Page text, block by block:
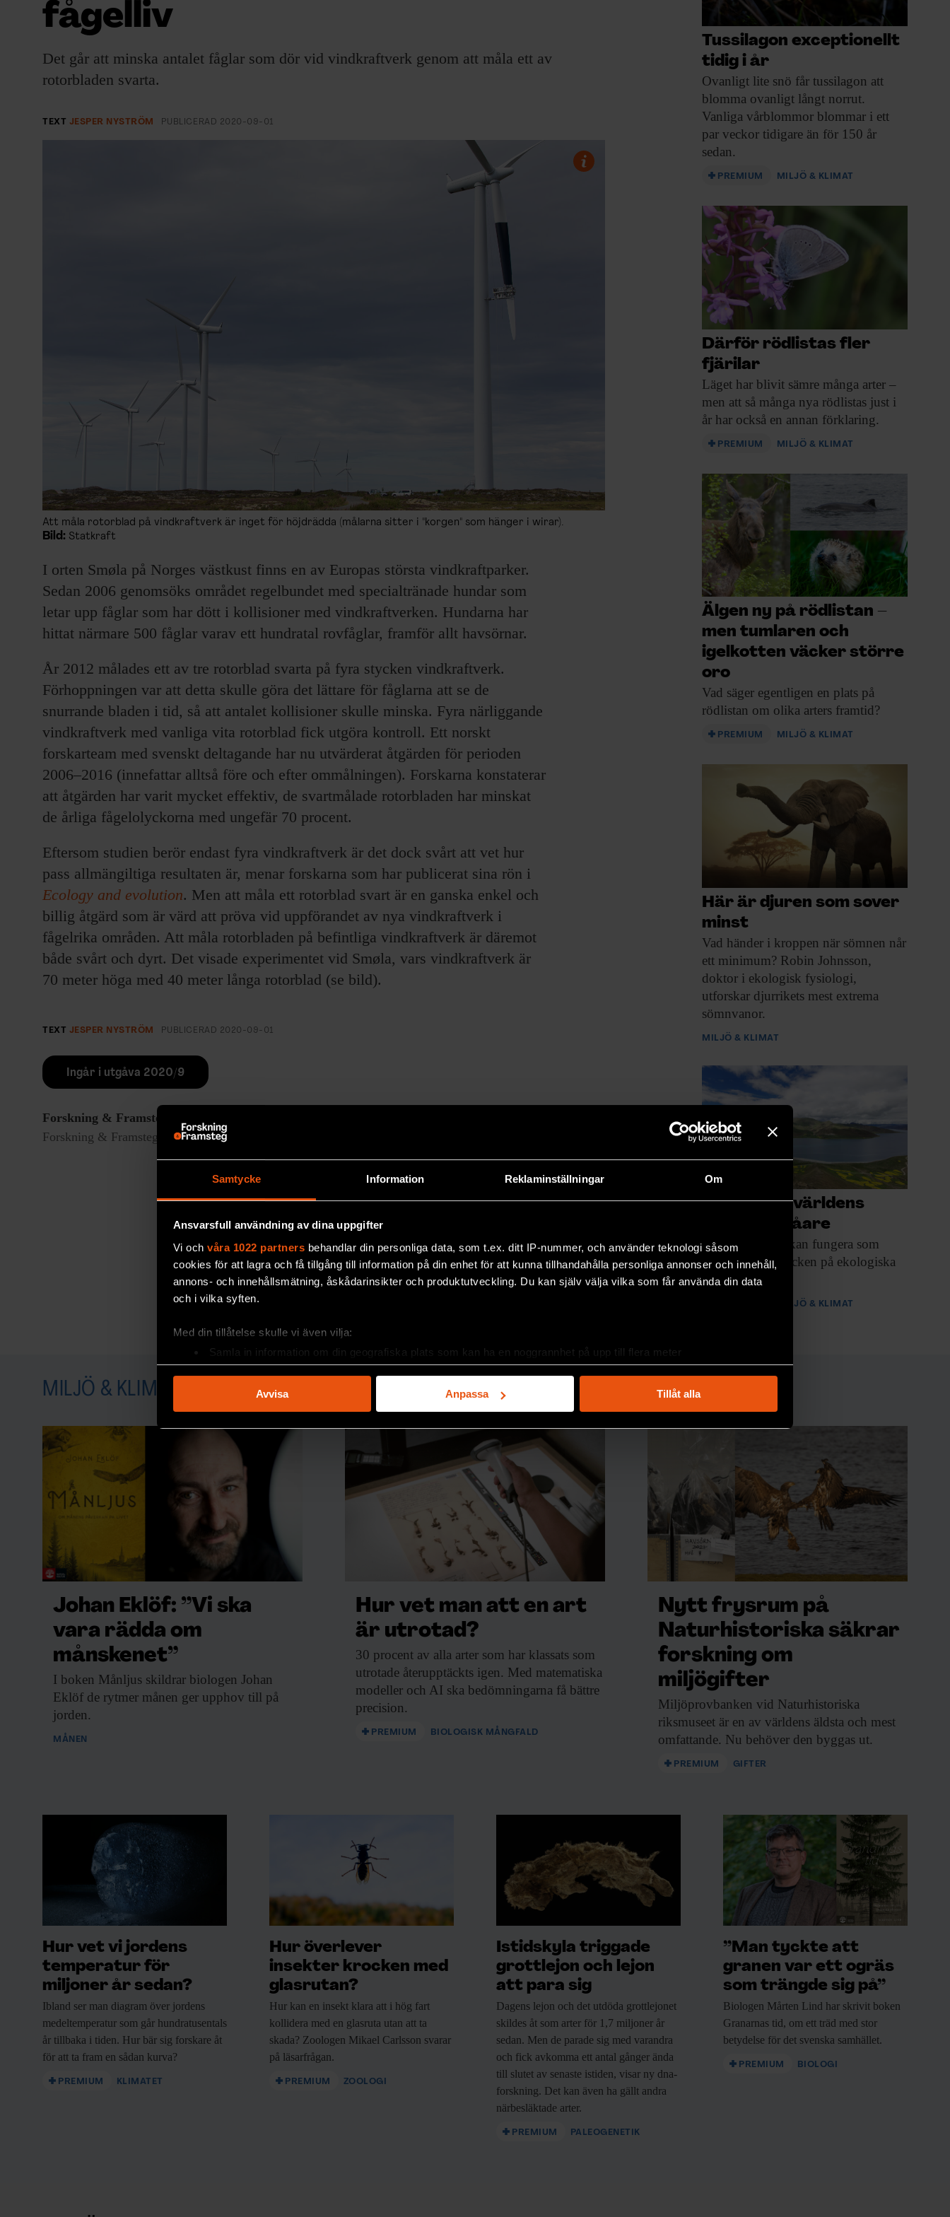
Samtycke Information Reklaminställningar Om
Ansvarsfull användning av dina uppgifter
Vi och våra 1022 partners behandlar din personliga data, som t.ex. ditt IP-nummer, och använder teknologi såsom
cookies för att lagra och få tillgång till information på din enhet för att kunna tillhandahålla personliga annonser och innehåll,
annons- och innehållsmätning, åskådarinsikter och produktutveckling. Du kan själv välja vilka som får använda din data
och i vilka syften.
Med din tillåtelse skulle vi även vilja:
Samla in information om din geografiska plats som kan ha en noggrannhet på upp till flera meter
Identifiera din enhet genom att aktivt skanna den för specifika kännetecken (fingeravtryck)
Ta reda på mer om hur dina personliga uppgifter behandlas och ställ in dina preferenser i
detaljsektionen. Du kan ändra
Vi använder enhetsidentifierare för att anpassa innehållet och annonserna till användarna, tillhandahålla funktioner för
sociala medier och analysera vår trafik. Vi vidarebefordrar även sådana identifierare och annan information från din enhet
till de sociala medier och annons- och analysföretag som vi samarbetar med. Dessa kan i sin tur kombinera informationen
med annan information som du har tillhandahållit eller som de har samlat in när du har använt deras tjänster.
Avvisa Anpassa Tillåt alla
EVENEMANG & RESOR
SHOP
KONTAKTA F&F
SKRIV I F&F
fågelliv
Det går att minska antalet fåglar som dör vid vindkraftverk genom att måla ett av
rotorbladen svarta.
TEXT JESPER NYSTRÖM PUBLICERAD 2020-09-01
Att måla rotorblad på vindkraftverk är inget för höjdrädda (målarna sitter i "korgen" som hänger i wirar).
Bild: Statkraft
I orten Smøla på Norges västkust finns en av Europas största vindkraftparker.
Sedan 2006 genomsöks området regelbundet med specialtränade hundar som
letar upp fåglar som har dött i kollisioner med vindkraftverken. Hundarna har
hittat närmare 500 fåglar varav ett hundratal rovfåglar, framför allt havsörnar.
År 2012 målades ett av tre rotorblad svarta på fyra stycken vindkraftverk.
Förhoppningen var att detta skulle göra det lättare för fåglarna att se de
snurrande bladen i tid, så att antalet kollisioner skulle minska. Fyra närliggande
vindkraftverk med vanliga vita rotorblad fick utgöra kontroll. Ett norskt
forskarteam med svenskt deltagande har nu utvärderat åtgärden för perioden
2006–2016 (innefattar alltså före och efter ommålningen). Forskarna konstaterar
att åtgärden har varit mycket effektiv, de svartmålade rotorbladen har minskat
de årliga fågelolyckorna med ungefär 70 procent.
Eftersom studien berör endast fyra vindkraftverk är det dock svårt att vet hur
pass allmängiltiga resultaten är, menar forskarna som har publicerat sina rön i
Ecology and evolution. Men att måla ett rotorblad svart är en ganska enkel och
billig åtgärd som är värd att pröva vid uppförandet av nya vindkraftverk i
fågelrika områden. Att måla rotorbladen på befintliga vindkraftverk är däremot
både svårt och dyrt. Det visade experimentet vid Smøla, vars vindkraftverk är
70 meter höga med 40 meter långa rotorblad (se bild).
TEXT JESPER NYSTRÖM PUBLICERAD 2020-09-01
Ingår i utgåva 2020/9
Forskning & Framsteg
Forskning & Framsteg har bevakat vetenskap sedan 1966 och drivs utan vinstsyfte.
Tussilagon exceptionellt
tidig i år
Ovanligt lite snö får tussilagon att
blomma ovanligt långt norrut.
Vanliga vårblommor blommar i ett
par veckor tidigare än för 150 år
sedan.
PREMIUM MILJÖ & KLIMAT
Därför rödlistas fler
fjärilar
Läget har blivit sämre många arter –
men att så många nya rödlistas just i
år har också en annan förklaring.
PREMIUM MILJÖ & KLIMAT
Älgen ny på rödlistan –
men tumlaren och
igelkotten väcker större
oro
Vad säger egentligen en plats på
rödlistan om olika arters framtid?
PREMIUM MILJÖ & KLIMAT
Här är djuren som sover
minst
Vad händer i kroppen när sömnen når
ett minimum? Robin Johnsson,
doktor i ekologisk fysiologi,
utforskar djurrikets mest extrema
sömnvanor.
MILJÖ & KLIMAT
Därför blir världens
sjöar allt blåare
Förändringarna kan fungera som
tidiga varningstecken på ekologiska
förändringar.
MILJÖ & KLIMAT
MILJÖ & KLIMAT
Johan Eklöf: ”Vi ska
vara rädda om
månskenet”
I boken Månljus skildrar biologen Johan
Eklöf de rytmer månen ger upphov till på
jorden.
MÅNEN
Hur vet man att en art
är utrotad?
30 procent av alla arter som har klassats som
utrotade återupptäckts igen. Med matematiska
modeller och AI ska bedömningarna få bättre
precision.
PREMIUM BIOLOGISK MÅNGFALD
Nytt frysrum på
Naturhistoriska säkrar
forskning om
miljögifter
Miljöprovbanken vid Naturhistoriska
riksmuseet är en av världens äldsta och mest
omfattande. Nu behöver den byggas ut.
PREMIUM GIFTER
Hur vet vi jordens
temperatur för
miljoner år sedan?
Ibland ser man diagram över jordens
medeltemperatur som går hundratusentals
år tillbaka i tiden. Hur bär sig forskare åt
för att ta fram en sådan kurva?
PREMIUM KLIMATET
Hur överlever
insekter krocken med
glasrutan?
Hur kan en insekt klara att i hög fart
kollidera med en glasruta utan att ta
skada? Zoologen Mikael Carlsson svarar
på läsarfrågan.
PREMIUM ZOOLOGI
Istidskyla triggade
grottlejon och lejon
att para sig
Dagens lejon och det utdöda grottlejonet
skildes åt som arter för 1,7 miljoner år
sedan. Men de parade sig med varandra
och fick avkomma ett antal gånger ända
till slutet av senaste istiden, visar ny dna-
forskning. Det kan även ha gällt andra
närbesläktade arter.
PREMIUM PALEOGENETIK
”Man tyckte att
granen var ett ogräs
som trängde sig på”
Biologen Mårten Lind har skrivit boken
Granarnas tid, om ett träd med stor
betydelse för det svenska samhället.
PREMIUM BIOLOGI